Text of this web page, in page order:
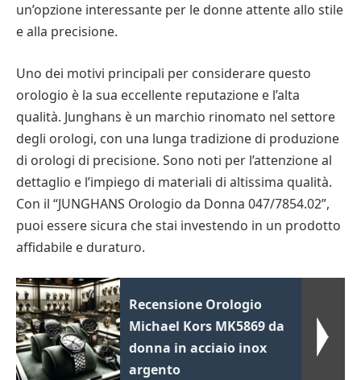
un’opzione interessante per le donne attente allo stile
e alla precisione.
Uno dei motivi principali per considerare questo
orologio è la sua eccellente reputazione e l’alta
qualità. Junghans è un marchio rinomato nel settore
degli orologi, con una lunga tradizione di produzione
di orologi di precisione. Sono noti per l’attenzione al
dettaglio e l’impiego di materiali di altissima qualità.
Con il “JUNGHANS Orologio da Donna 047/7854.02”,
puoi essere sicura che stai investendo in un prodotto
affidabile e duraturo.
Recensione Orologio
Michael Kors MK5869 da
donna in acciaio inox
argento